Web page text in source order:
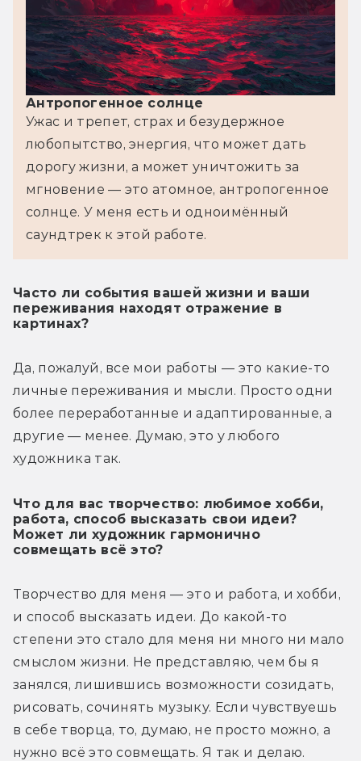
Антропогенное солнце
Ужас и трепет, страх и безудержное
любопытство, энергия, что может дать
дорогу жизни, а может уничтожить за
мгновение — это атомное, антропогенное
солнце. У меня есть и одноимённый
саундтрек к этой работе.
Часто ли события вашей жизни и ваши
переживания находят отражение в
картинах?
Да, пожалуй, все мои работы — это какие-то
личные переживания и мысли. Просто одни
более переработанные и адаптированные, а
другие — менее. Думаю, это у любого
художника так.
Что для вас творчество: любимое хобби,
работа, способ высказать свои идеи?
Может ли художник гармонично
совмещать всё это?
Творчество для меня — это и работа, и хобби,
и способ высказать идеи. До какой-то
степени это стало для меня ни много ни мало
смыслом жизни. Не представляю, чем бы я
занялся, лишившись возможности созидать,
рисовать, сочинять музыку. Если чувствуешь
в себе творца, то, думаю, не просто можно, а
нужно всё это совмещать. Я так и делаю.